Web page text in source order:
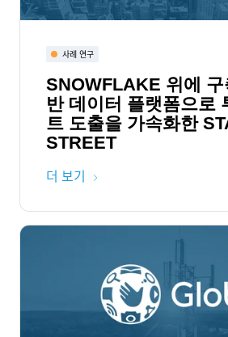
사례 연구
SNOWFLAKE 위에 구
반 데이터 플랫폼으로
트 도출을 가속화한
STREET
더 보기